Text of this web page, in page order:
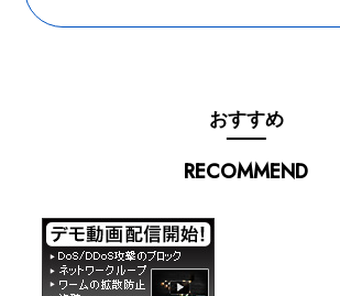
RECOMMEND
おすすめ